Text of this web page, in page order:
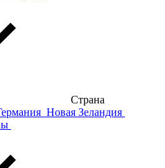
Страна
Новая Зеландия